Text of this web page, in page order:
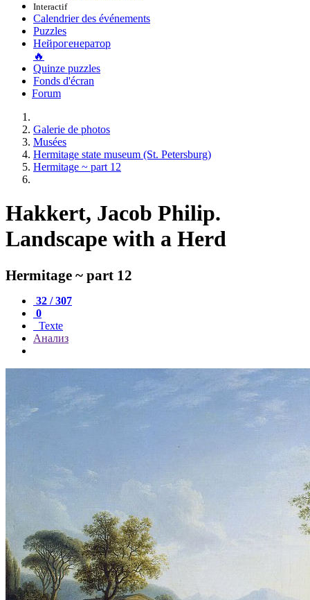
Interactif
Calendrier des événements
Puzzles
Нейрогенератор
🔥
Quinze puzzles
Fonds d'écran
Forum
Galerie de photos
Musées
Hermitage state museum (St. Petersburg)
Hermitage ~ part 12
Hakkert, Jacob Philip.
Landscape with a Herd
Hermitage ~ part 12
32 / 307
0
Texte
Анализ